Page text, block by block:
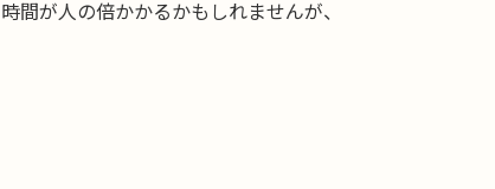
間が人の倍かかるかもしれませんが、